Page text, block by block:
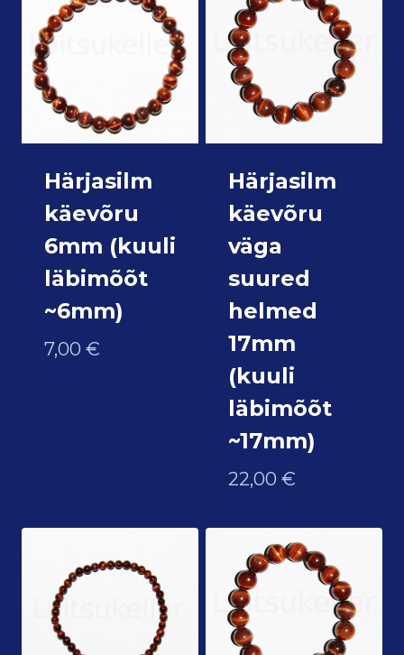
Härjasilm
käevõru
6mm (kuuli
läbimõõt
~6mm)
7,00 €
Härjasilm
käevõru
väga
suured
helmed
17mm
(kuuli
läbimõõt
~17mm)
22,00 €